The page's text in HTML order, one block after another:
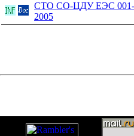
СТО СО-ЦДУ ЕЭС 001-
2005